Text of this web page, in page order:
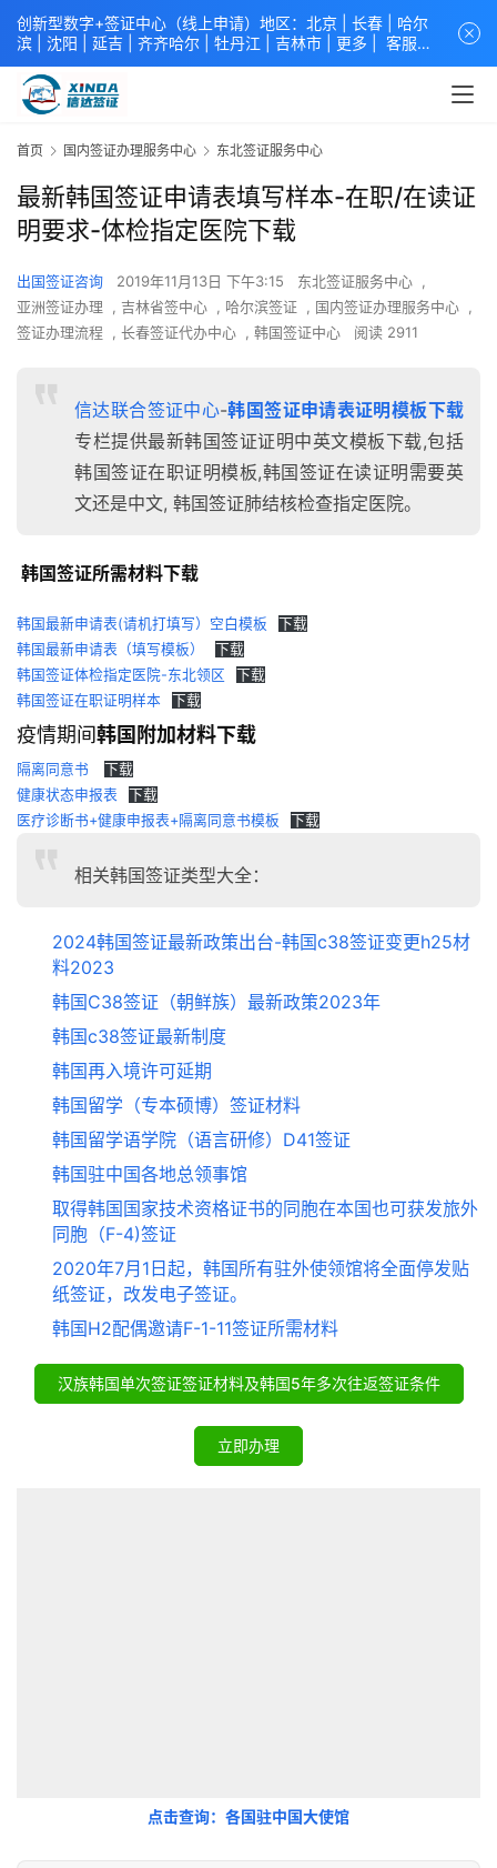
首页 国内签证办理服务中心 东北签证服务中心
最新韩国签证申请表填写样本-在职/在读证
明要求-体检指定医院下载
出国签证咨询 2019年11月13日 下午3:15 东北签证服务中心 ,
亚洲签证办理
, 吉林省签中心 , 哈尔滨签证 , 国内签证办理服务中心 ,
签证办理流程 , 长春签证代办中心 , 韩国签证中心 阅读 2911
信达联合签证中心-韩国签证申请表证明模板下载
专栏提供最新韩国签证证明中英文模板下载,包括
韩国签证在职证明模板,韩国签证在读证明需要英
文还是中文, 韩国签证肺结核检查指定医院。
韩国签证所需材料下载
韩国最新申请表(请机打填写）空白模板
下载
韩国最新申请表（填写模板）
下载
韩国签证体检指定医院-东北领区
下载
韩国签证在职证明样本
下载
疫情期间韩国附加材料下载
隔离同意书
下载
健康状态申报表
下载
医疗诊断书+健康申报表+隔离同意书模板
下载
相关韩国签证类型大全：
2024韩国签证最新政策出台-韩国c38签证变更h25材
料2023
韩国C38签证（朝鲜族）最新政策2023年
韩国c38签证最新制度
韩国再入境许可延期
韩国留学（专本硕博）签证材料
韩国留学语学院（语言研修）D41签证
韩国驻中国各地总领事馆
取得韩国国家技术资格证书的同胞在本国也可获发旅外
同胞（F-4)签证
2020年7月1日起，韩国所有驻外使领馆将全面停发贴
纸签证，改发电子签证。
韩国H2配偶邀请F-1-11签证所需材料
汉族韩国单次签证签证材料及韩国5年多次往返签证条件
立即办理
点击查询：各国驻中国大使馆
创新型数字+签证中心（线上申请）地区：北京 | 长春
哈尔
滨
沈阳 延吉 | 齐齐哈尔 | 牡丹江 吉林市 | 更多 | 客服中
心
中青旅信达联合签证中心
学签证 商务签证 探亲签证 旅游签证 涉外公证 外交部认证 单
xindavisa01 免责声明：本站非政府网站，不隶属于大使馆！
提供服务机构： 信达出入境服务有限公司 中青国际旅行社有限
公司.专业：留学签证 商务签证 探亲签证 旅游签证 涉外公证 外
交部认证 单（双认证），海牙认证。